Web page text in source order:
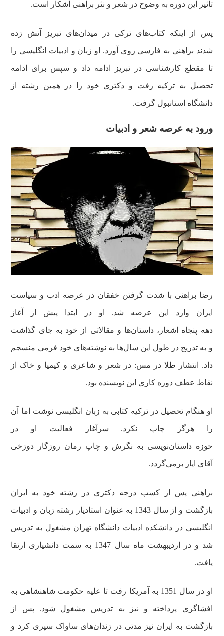
تأثیر این دوره به وضوح در شعر و نثر براهنی آشکار است.
پس از اینکه کتاب‌های ترکی در میدان‌های تبریز آتش زده
شدند براهنی به فارسی روی آورد. او زبان و ادبیات انگلیسی را
تا مقطع کارشناسی در تبریز ادامه داد و سپس برای ادامه
تحصیل به ترکیه رفت و دکتری خود را در همین رشته از
دانشگاه استانبول گرفت.
ورود به عرصه شعر و ادبیات
رضا براهنی با شدت گرفتن خفقان در عرصه ادب و سیاست
ایران وارد این عرصه شد. او در ابتدا پیش از آغاز
دهه پنجاه اشعار،داستان‌ها و مقالاتی از خود به جای گذاشت
و به تدریج در طول این سال‌ها به نوشته‌های خود فرمی منسجم
داد. انتشار طلا در مس: در شعر و شاعری و کیمیا و خاک از
نقاط عطف دوره کاری این نویسنده بود.
او هنگام تحصیل در ترکیه کتابی به زبان انگلیسی نوشت اما آن
را هرگز چاپ نکرد. سرآغاز فعالیت او در
حوزهداستان‌نویسی به نگرش و چاپ رمان روزگار دوزخی
آقای ایاز برمی‌گردد.
براهنی پس از کسب درجه دکتری در رشته خود به ایران
بازگشت و از سال1343 به عنوان استادیار رشته زبان و ادبیات
انگلیسی در دانشکده ادبیات دانشگاه تهران مشغول به تدریس
شد و در اردیبهشت ماه سال 1347 به سمت دانشیاری ارتقا
یافت.
او در سال 1351 به آمریکا رفت تا علیه حکومت شاهنشاهی به
افشاگری پرداخته و نیز به تدریس مشغول شود. پس از
بازگشت به ایران نیز مدتی در زندان‌های ساواک سپری کرد و